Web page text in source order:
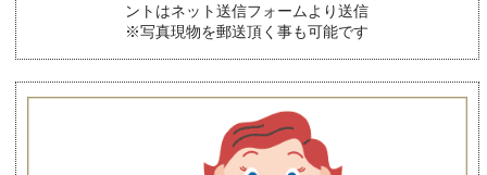
ントはネット送信フォームより送信
※写真現物を郵送頂く事も可能です